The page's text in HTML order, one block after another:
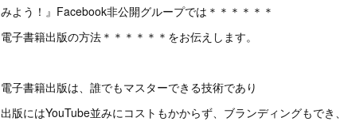
みよう！』Facebook非公開グループでは＊＊＊＊＊＊
電子書籍出版の方法＊＊＊＊＊＊をお伝えします。
電子書籍出版は、誰でもマスターできる技術であり
出版にはYouTube並みにコストもかからず、ブランディングもでき、